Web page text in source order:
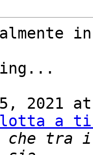
2021 at
a
che